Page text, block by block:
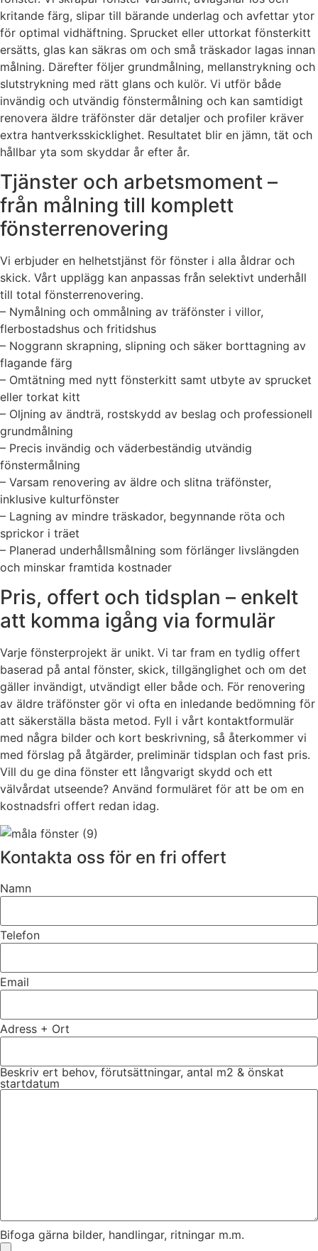
kritande färg, slipar till bärande underlag och avfettar ytor
för optimal vidhäftning. Sprucket eller uttorkat fönsterkitt
ersätts, glas kan säkras om och små träskador lagas innan
målning. Därefter följer grundmålning, mellanstrykning och
slutstrykning med rätt glans och kulör. Vi utför både
invändig och utvändig fönstermålning och kan samtidigt
renovera äldre träfönster där detaljer och profiler kräver
extra hantverksskicklighet. Resultatet blir en jämn, tät och
hållbar yta som skyddar år efter år.
Tjänster och arbetsmoment –
från målning till komplett
fönsterrenovering
Vi erbjuder en helhetstjänst för fönster i alla åldrar och
skick. Vårt upplägg kan anpassas från selektivt underhåll
till total fönsterrenovering.
– Nymålning och ommålning av träfönster i villor,
flerbostadshus och fritidshus
– Noggrann skrapning, slipning och säker borttagning av
flagande färg
– Omtätning med nytt fönsterkitt samt utbyte av sprucket
eller torkat kitt
– Oljning av ändträ, rostskydd av beslag och professionell
grundmålning
– Precis invändig och väderbeständig utvändig
fönstermålning
– Varsam renovering av äldre och slitna träfönster,
inklusive kulturfönster
– Lagning av mindre träskador, begynnande röta och
sprickor i träet
– Planerad underhållsmålning som förlänger livslängden
och minskar framtida kostnader
Pris, offert och tidsplan – enkelt
att komma igång via formulär
Varje fönsterprojekt är unikt. Vi tar fram en tydlig offert
baserad på antal fönster, skick, tillgänglighet och om det
gäller invändigt, utvändigt eller både och. För renovering
av äldre träfönster gör vi ofta en inledande bedömning för
att säkerställa bästa metod. Fyll i vårt kontaktformulär
med några bilder och kort beskrivning, så återkommer vi
med förslag på åtgärder, preliminär tidsplan och fast pris.
Vill du ge dina fönster ett långvarigt skydd och ett
välvårdat utseende? Använd formuläret för att be om en
kostnadsfri offert redan idag.
Kontakta oss för en fri offert
Namn
Telefon
Email
Adress + Ort
Beskriv ert behov, förutsättningar, antal m2 & önskat
startdatum
Bifoga gärna bilder, handlingar, ritningar m.m.